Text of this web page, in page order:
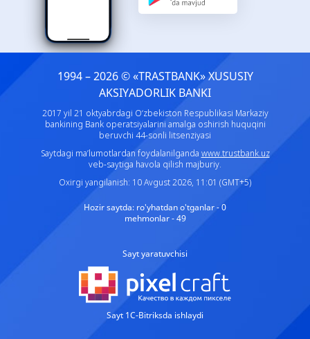
1994 – 2026 © «TRASTBANK» ХUSUSIY
AKSIYADORLIK BANKI
2017 yil 21 oktyabrdagi O‘zbekiston Respublikasi Markaziy
bankining Bank operatsiyalarini amalga oshirish huquqini
beruvchi 44-sonli litsenziyasi
Saytdagi ma’lumotlardan foydalanilganda www.trustbank.uz
veb-saytiga havola qilish majburiy.
Oxirgi yangilanish: 10 Avgust 2026, 11:01 (GMT+5)
Hozir saytda: ro'yhatdan o'tganlar - 0
mehmonlar - 49
Sayt yaratuvchisi